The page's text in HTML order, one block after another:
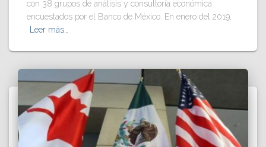
con 38 grupos de análisis y consultoría económica
encuestados por el Banco de México. En enero del 2019,
Leer más…